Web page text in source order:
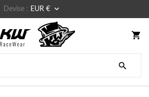
Devise : EUR € 
shopping_cart
